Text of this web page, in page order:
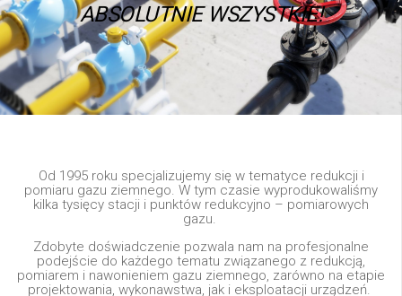
ABSOLUTNIE WSZYSTKIE!
Od 1995 roku specjalizujemy się w tematyce redukcji i
pomiaru gazu ziemnego. W tym czasie wyprodukowaliśmy
kilka tysięcy stacji i punktów redukcyjno – pomiarowych
gazu.
Zdobyte doświadczenie pozwala nam na profesjonalne
podejście do każdego tematu związanego z redukcją,
pomiarem i nawonieniem gazu ziemnego, zarówno na etapie
projektowania, wykonawstwa, jak i eksploatacji urządzeń.